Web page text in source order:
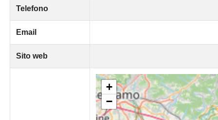
Telefono
Email
Sito web
+
−